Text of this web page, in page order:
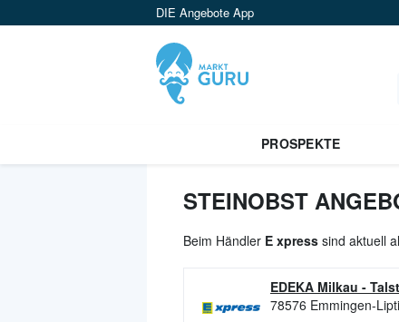
DIE Angebote App
PROSPEKTE
STEINOBST
Beim Händler E xpress sind aktuell
EDEKA Milkau -
78576 Emmingen-